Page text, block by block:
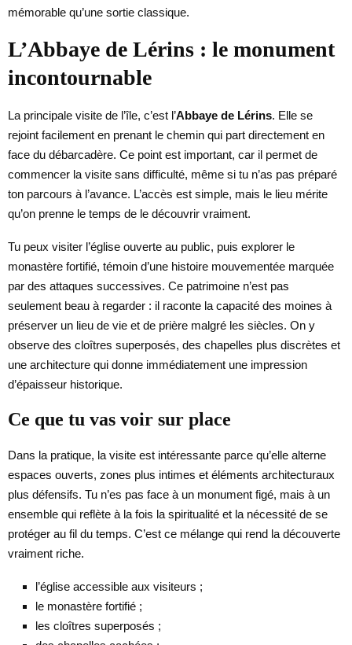
mémorable qu’une sortie classique.
L’Abbaye de Lérins : le monument
incontournable
La principale visite de l’île, c’est l’Abbaye de Lérins. Elle se
rejoint facilement en prenant le chemin qui part directement en
face du débarcadère. Ce point est important, car il permet de
commencer la visite sans difficulté, même si tu n’as pas préparé
ton parcours à l’avance. L’accès est simple, mais le lieu mérite
qu’on prenne le temps de le découvrir vraiment.
Tu peux visiter l’église ouverte au public, puis explorer le
monastère fortifié, témoin d’une histoire mouvementée marquée
par des attaques successives. Ce patrimoine n’est pas
seulement beau à regarder : il raconte la capacité des moines à
préserver un lieu de vie et de prière malgré les siècles. On y
observe des cloîtres superposés, des chapelles plus discrètes et
une architecture qui donne immédiatement une impression
d’épaisseur historique.
Ce que tu vas voir sur place
Dans la pratique, la visite est intéressante parce qu’elle alterne
espaces ouverts, zones plus intimes et éléments architecturaux
plus défensifs. Tu n’es pas face à un monument figé, mais à un
ensemble qui reflète à la fois la spiritualité et la nécessité de se
protéger au fil du temps. C’est ce mélange qui rend la découverte
vraiment riche.
l’église accessible aux visiteurs ;
le monastère fortifié ;
les cloîtres superposés ;